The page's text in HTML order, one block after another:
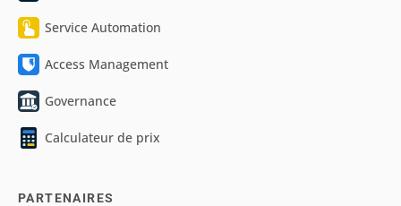
Service Automation
Access Management
Governance
Calculateur de prix
PARTENAIRES